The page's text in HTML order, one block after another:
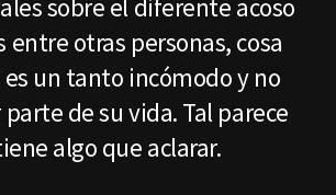
sobre el diferente acoso
entre otras personas, cosa
un tanto incómodo y no
de su vida. Tal parece
algo que aclarar.